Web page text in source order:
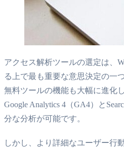
アクセス解析ツールの選定は、
る上で最も重要な意思決定の一
無料ツールの機能も大幅に進化
Google Analytics 4（GA4）と
分な分析が可能です。
しかし、より詳細なユーザー行